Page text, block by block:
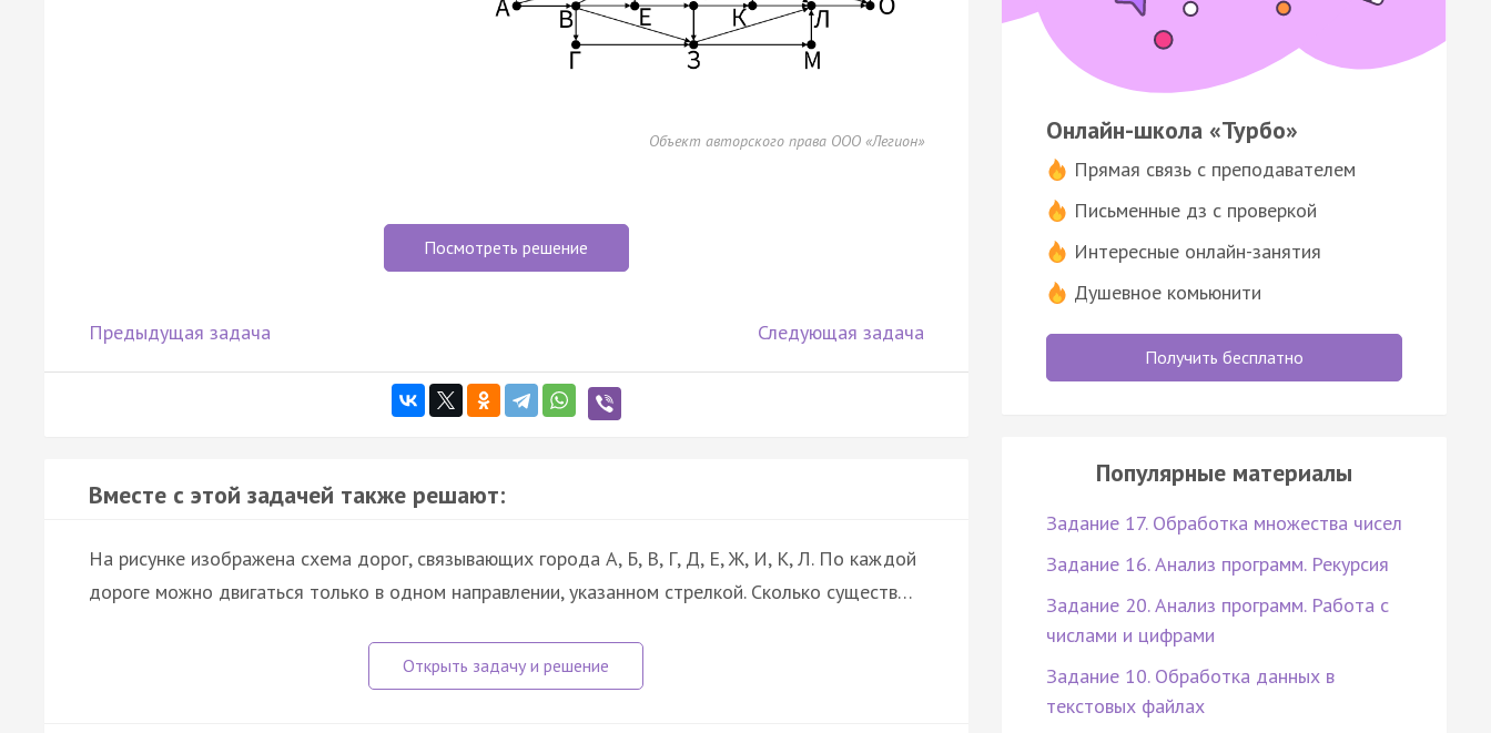
Объект авторского права ООО «Легион»
Посмотреть решение
Предыдущая задача Следующая задача
Вместе с этой задачей также решают:
На рисунке изображена схема дорог, связывающих города А, Б, В, Г, Д, Е, Ж, И, К, Л. По каждой
дороге можно двигаться только в одном направлении, указанном стрелкой. Сколько существ…
Онлайн-школа «Турбо»
Прямая связь с преподавателем
Письменные дз с проверкой
Интересные онлайн-занятия
Душевное комьюнити
Получить бесплатно
Популярные материалы
Задание 17. Обработка множества чисел
Задание 16. Анализ программ. Рекурсия
Задание 20. Анализ программ. Работа с
числами и цифрами
Задание 10. Обработка данных в
текстовых файлах